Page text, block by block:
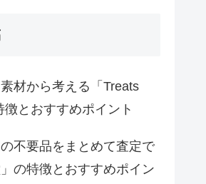
材から考える「Treats
徴とおすすめポイント
不要品をまとめて査定で
の特徴とおすすめポイン